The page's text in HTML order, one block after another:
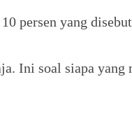
persen yang
Ini soal siapa